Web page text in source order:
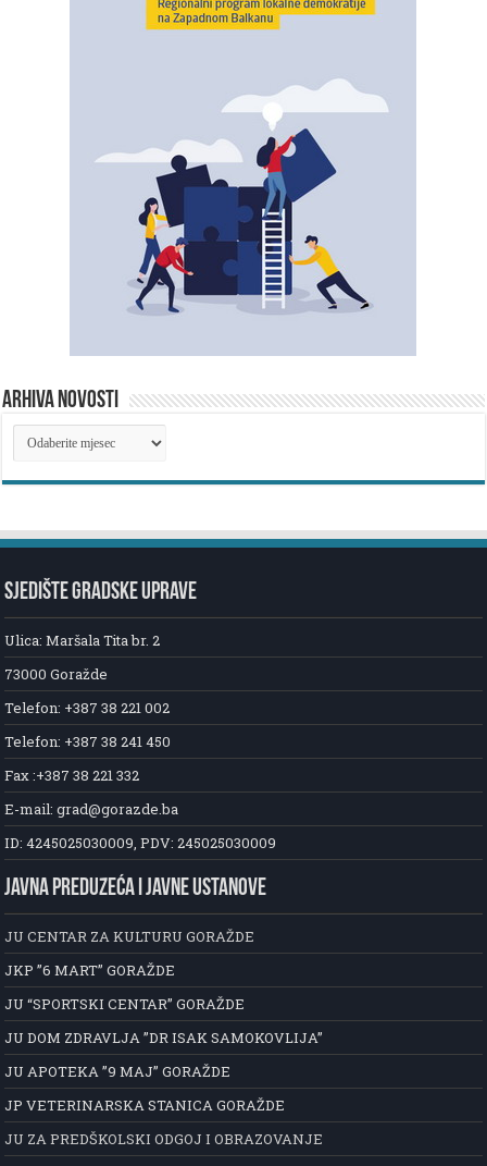
ARHIVA NOVOSTI
ARHIVA
NOVOSTI
SJEDIŠTE GRADSKE UPRAVE
Ulica: Maršala Tita br. 2
73000 Goražde
Telefon: +387 38 221 002
Telefon: +387 38 241 450
Fax :+387 38 221 332
E-mail: grad@gorazde.ba
ID: 4245025030009, PDV: 245025030009
JAVNA PREDUZEĆA I JAVNE USTANOVE
JU CENTAR ZA KULTURU GORAŽDE
JKP ”6 MART” GORAŽDE
JU “SPORTSKI CENTAR” GORAŽDE
JU DOM ZDRAVLJA ”DR ISAK SAMOKOVLIJA”
JU APOTEKA ”9 MAJ” GORAŽDE
JP VETERINARSKA STANICA GORAŽDE
JU ZA PREDŠKOLSKI ODGOJ I OBRAZOVANJE